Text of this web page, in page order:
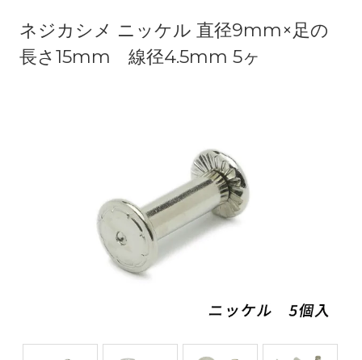
ネジカシメ ニッケル 直径9mm×足の
長さ15mm 線径4.5mm 5ヶ